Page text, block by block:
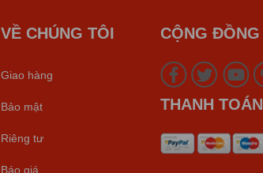
VỀ CHÚNG TÔI
Giao hàng
Bảo mật
Riêng tư
Báo giá
CỘNG ĐỒNG
THANH TOÁN